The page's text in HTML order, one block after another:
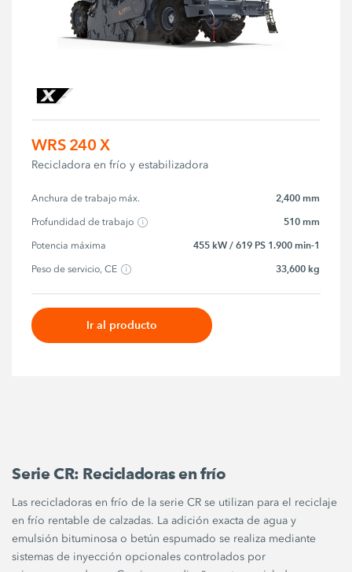
WRS 240 X
Recicladora en frío y estabilizadora
Anchura de trabajo máx. 2,400 mm
Profundidad de trabajo 510 mm
Potencia máxima 455 kW / 619 PS 1.900 min-1
Peso de servicio, CE 33,600 kg
Ir al producto
Serie CR: Recicladoras en frío
Las recicladoras en frío de la serie CR se utilizan para el reciclaje
en frío rentable de calzadas. La adición exacta de agua y
emulsión bituminosa o betún espumado se realiza mediante
sistemas de inyección opcionales controlados por